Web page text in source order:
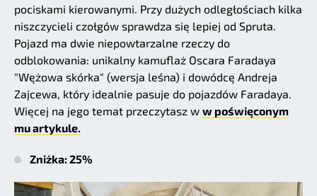
pociskami kierowanymi. Przy dużych odległościach kilka
niszczycieli czołgów sprawdza się lepiej od Spruta.
Pojazd ma dwie niepowtarzalne rzeczy do
odblokowania: unikalny kamuflaż Oscara Faradaya
"Wężowa skórka" (wersja leśna) i dowódcę Andreja
Zajcewa, który idealnie pasuje do pojazdów Faradaya.
Więcej na jego temat przeczytasz w w poświęconym
mu artykule.
Zniżka: 25%